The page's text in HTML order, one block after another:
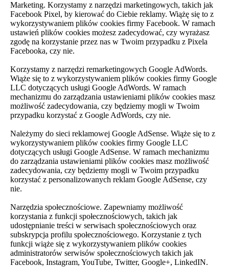
Marketing. Korzystamy z narzędzi marketingowych, takich jak
Facebook Pixel, by kierować do Ciebie reklamy. Wiążę się to z
wykorzystywaniem plików cookies firmy Facebook. W ramach
ustawień plików cookies możesz zadecydować, czy wyrażasz
zgodę na korzystanie przez nas w Twoim przypadku z Pixela
Facebooka, czy nie.
Korzystamy z narzędzi remarketingowych Google AdWords.
Wiąże się to z wykorzystywaniem plików cookies firmy Google
LLC dotyczących usługi Google AdWords. W ramach
mechanizmu do zarządzania ustawieniami plików cookies masz
możliwość zadecydowania, czy będziemy mogli w Twoim
przypadku korzystać z Google AdWords, czy nie.
Należymy do sieci reklamowej Google AdSense. Wiąże się to z
wykorzystywaniem plików cookies firmy Google LLC
dotyczących usługi Google AdSense. W ramach mechanizmu
do zarządzania ustawieniami plików cookies masz możliwość
zadecydowania, czy będziemy mogli w Twoim przypadku
korzystać z personalizowanych reklam Google AdSense, czy
nie.
Narzędzia społecznościowe. Zapewniamy możliwość
korzystania z funkcji społecznościowych, takich jak
udostępnianie treści w serwisach społecznościowych oraz
subskrypcja profilu społecznościowego. Korzystanie z tych
funkcji wiąże się z wykorzystywaniem plików cookies
administratorów serwisów społecznościowych takich jak
Facebook, Instagram, YouTube, Twitter, Google+, LinkedIN.